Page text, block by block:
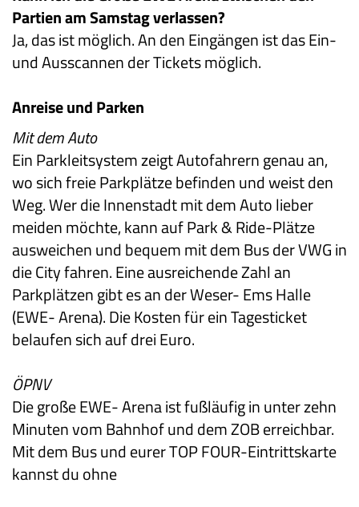
Partien am Samstag verlassen?
Ja, das ist möglich. An den Eingängen ist das Ein-
und Ausscannen der Tickets möglich.
Anreise und Parken
Mit dem Auto
Ein Parkleitsystem zeigt Autofahrern genau an,
wo sich freie Parkplätze befinden und weist den
Weg. Wer die Innenstadt mit dem Auto lieber
meiden möchte, kann auf Park & Ride-Plätze
ausweichen und bequem mit dem Bus der VWG in
die City fahren. Eine ausreichende Zahl an
Parkplätzen gibt es an der Weser- Ems Halle
(EWE- Arena). Die Kosten für ein Tagesticket
belaufen sich auf drei Euro.
ÖPNV
Die große EWE- Arena ist fußläufig in unter zehn
Minuten vom Bahnhof und dem ZOB erreichbar.
Mit dem Bus und eurer TOP FOUR-Eintrittskarte
kannst du ohne